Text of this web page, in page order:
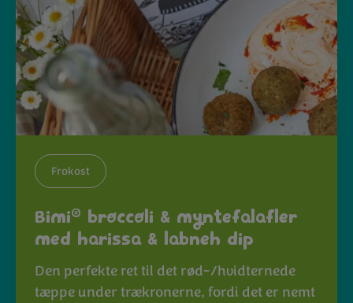
Frokost
Bimi® broccoli & myntefalafler
med harissa & labneh dip
Den perfekte ret til det rød-/hvidternede
tæppe under trækronerne, fordi det er nemt